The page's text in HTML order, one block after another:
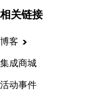
相关链接
博客
集成商城
活动事件